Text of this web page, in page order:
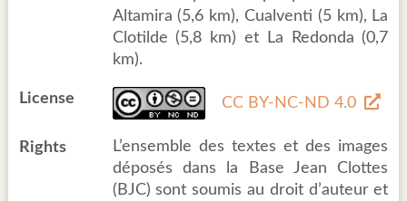
Altamira (5,6 km), Cualventi (5 km), La
Clotilde (5,8 km) et La Redonda (0,7
km).
License CC BY-NC-ND 4.0
Rights
L’ensemble des textes et des images
déposés dans la Base Jean Clottes
(BJC) sont soumis au droit d’auteur et